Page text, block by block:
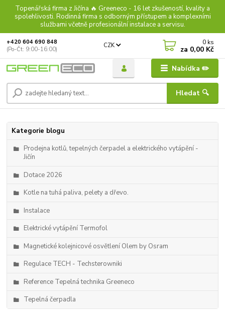
Topenářská firma z Jičína 🔥 Greeneco - 16 let zkušeností, kvality a
spolehlivosti. Rodinná firma s odborným přístupem a komplexními
službami včetně profesionální instalace a servisu.
Nabídka ✏️
CZK
Hledat 🔍
+420 604 690 848
(Po-Čt: 9:00-16:00)
0 ks
za 0,00 Kč
Kategorie blogu
Prodejna kotlů, tepelných čerpadel a elektrického vytápění -
Jičín
Dotace 2026
Kotle na tuhá paliva, pelety a dřevo.
Instalace
Elektrické vytápění Termofol
Magnetické kolejnicové osvětlení Olem by Osram
Regulace TECH - Techsterowniki
Reference Tepelná technika Greeneco
Tepelná čerpadla